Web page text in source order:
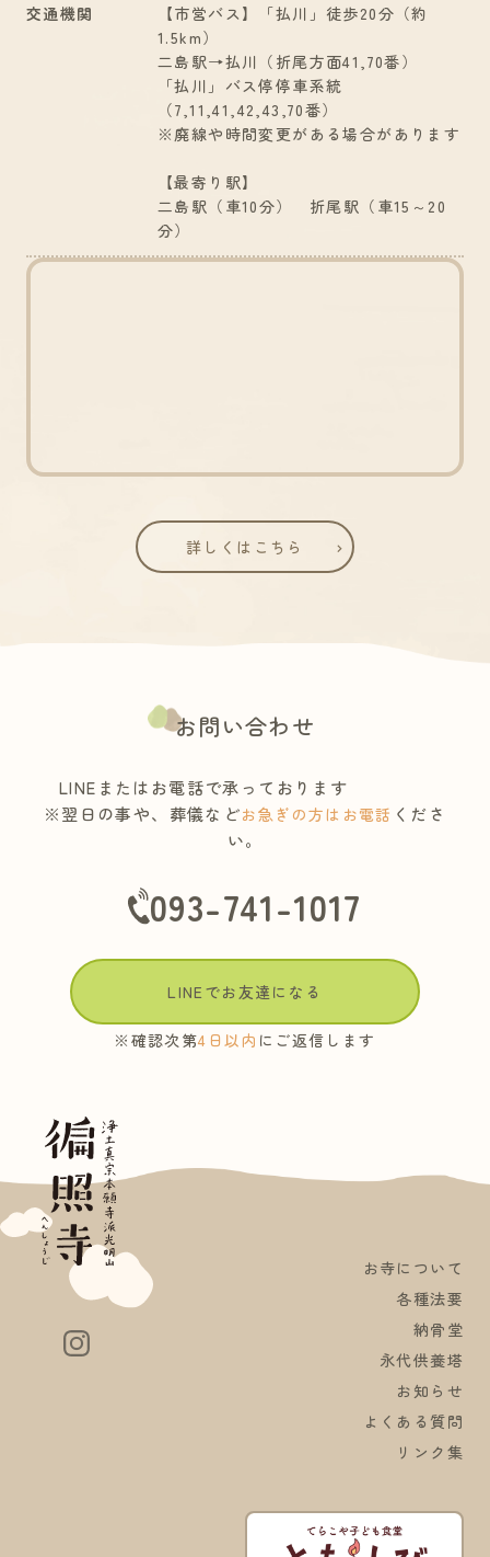
交通機関
【市営バス】「払川」徒歩20分（約
1.5km）
二島駅→払川（折尾方面41,70番）
「払川」バス停停車系統
（7,11,41,42,43,70番）
※廃線や時間変更がある場合があります
【最寄り駅】
二島駅（車10分） 折尾駅（車15～20
分）
詳しくはこちら
お問い合わせ
LINEまたはお電話で承っております
※翌日の事や、葬儀などお急ぎの方はお電話 くださ
い。
093-741-1017
LINEでお友達になる
※確認次第4日以内 にご返信します
お寺について
各種法要
納骨堂
永代供養塔
お知らせ
よくある質問
リンク集